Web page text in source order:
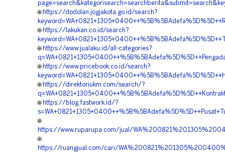
🌐 https://dodolan.jogjakota.go.id/search?
🌐 https://lakukan.co.id/search?
🌐 https://www.jualaku.id/all-categories?
🌐 https://www.pricebook.co.id/search?
🌐 https://direktoriukm.com/search/?
🌐 https://blog.fastwork.id/?
🌐
https://www.ruparupa.com/jual/
🌐
https://ruangjual.com/cari/